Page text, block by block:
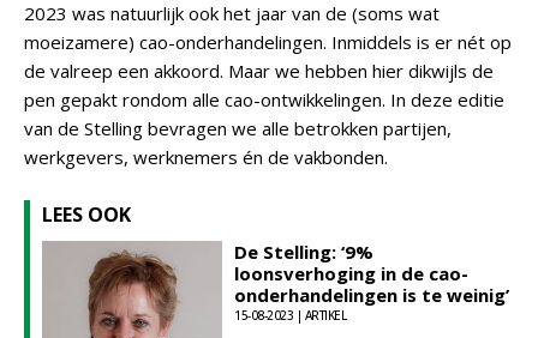
2023 was natuurlijk ook het jaar van de (soms wat
moeizamere) cao-onderhandelingen. Inmiddels is er nét op
de valreep een akkoord. Maar we hebben hier dikwijls de
pen gepakt rondom alle cao-ontwikkelingen. In deze editie
van de Stelling bevragen we alle betrokken partijen,
werkgevers, werknemers én de vakbonden.
LEES OOK
De Stelling: ‘9%
loonsverhoging in de cao-
onderhandelingen is te weinig’
15-08-2023 | ARTIKEL